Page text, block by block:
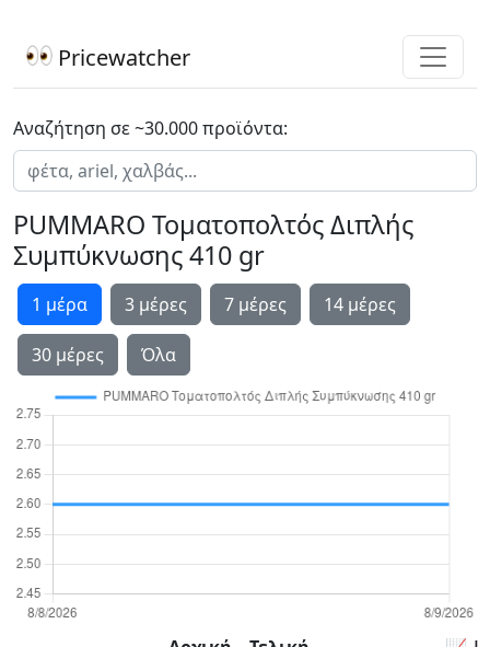
Pricewatcher
Αναζήτηση σε ~30.000 προϊόντα:
PUMMARO Τοματοπολτός Διπλής
Συμπύκνωσης 410 gr
1 μέρα 3 μέρες 7 μέρες 14 μέρες
30 μέρες Όλα